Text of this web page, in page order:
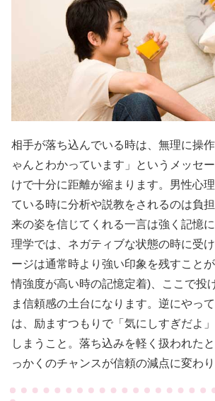
相手が落ち込んでいる時は、無理に操
ゃんとわかっています」というメッセ
けで十分に距離が縮まります。男性心
ている時に分析や説教をされるのは負
来の姿を信じてくれる一言は強く記憶
理学では、ネガティブな状態の時に受
ージは通常時より強い印象を残すこと
情強度が高い時の記憶定着)、ここで投
ま信頼感の土台になります。逆にやっ
は、励ますつもりで「気にしすぎだよ
しまうこと。落ち込みを軽く扱われた
っかくのチャンスが信頼の減点に変わり